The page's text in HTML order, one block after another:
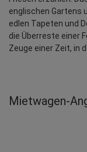
englischen Gartens
edlen Tapeten und
die Überreste einer
Zeuge einer Zeit, in